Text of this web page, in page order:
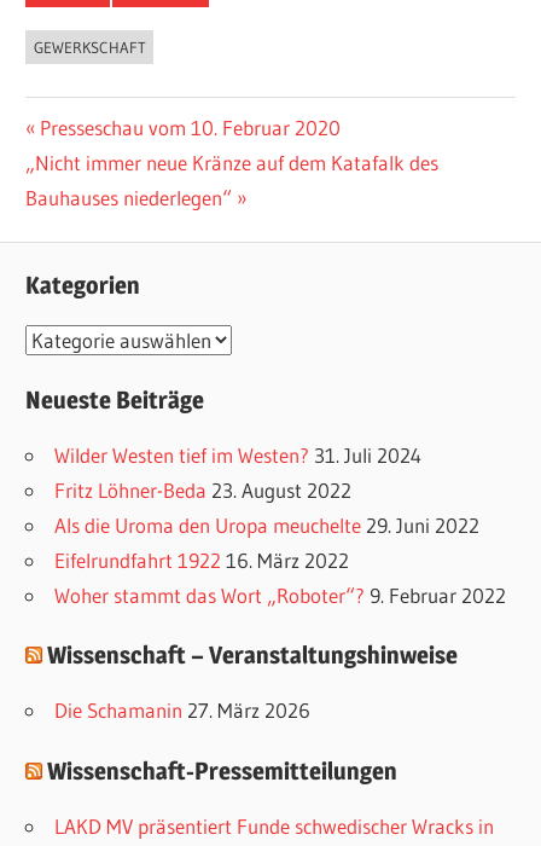
GEWERKSCHAFT
Beitragsnavigation
Vorheriger
Beitrag:
Presseschau vom 10. Februar 2020
Nächster
Beitrag:
„Nicht immer neue Kränze auf dem Katafalk des
Bauhauses niederlegen“
Kategorien
K
t
n
Neueste Beiträge
Wilder Westen tief im Westen? 31. Juli 2024
Fritz Löhner-Beda 23. August 2022
Als die Uroma den Uropa meuchelte 29. Juni 2022
Eifelrundfahrt 1922 16. März 2022
Woher stammt das Wort „Roboter“? 9. Februar 2022
Wissenschaft – Veranstaltungshinweise
Die Schamanin 27. März 2026
Wissenschaft-Pressemitteilungen
LAKD MV präsentiert Funde schwedischer Wracks in